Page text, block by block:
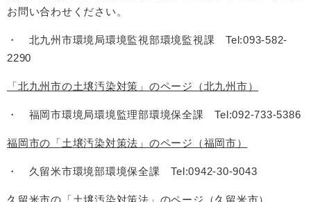
お問い合わせください。
・ 北九州市環境局環境監視部環境監視課 Tel:093-582-
2290
「北九州市の土壌汚染対策」のページ（北九州市）
・ 福岡市環境局環境監理部環境保全課 Tel:092-733-5386
福岡市の「土壌汚染対策法」のページ（福岡市）
・ 久留米市環境部環境保全課 Tel:0942-30-9043
久留米市の「土壌汚染対策法」のページ（久留米市）